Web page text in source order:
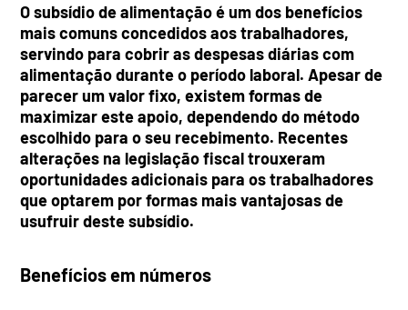
O subsídio de alimentação é um dos benefícios
mais comuns concedidos aos trabalhadores,
servindo para cobrir as despesas diárias com
alimentação durante o período laboral. Apesar de
parecer um valor fixo, existem formas de
maximizar este apoio, dependendo do método
escolhido para o seu recebimento. Recentes
alterações na legislação fiscal trouxeram
oportunidades adicionais para os trabalhadores
que optarem por formas mais vantajosas de
usufruir deste subsídio.
Benefícios em números